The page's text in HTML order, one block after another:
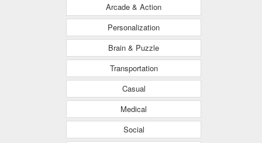
Arcade & Action
Personalization
Brain & Puzzle
Transportation
Casual
Medical
Social